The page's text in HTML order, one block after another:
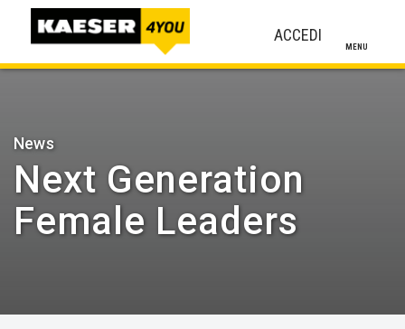
ACCEDI
MENU
News
Next Generation
Female Leaders